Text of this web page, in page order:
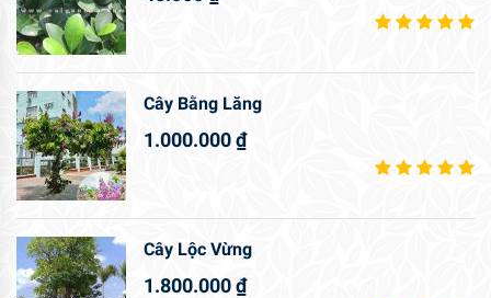
Cây Bằng Lăng
1.000.000₫
Cây Lộc Vừng
1.800.000₫